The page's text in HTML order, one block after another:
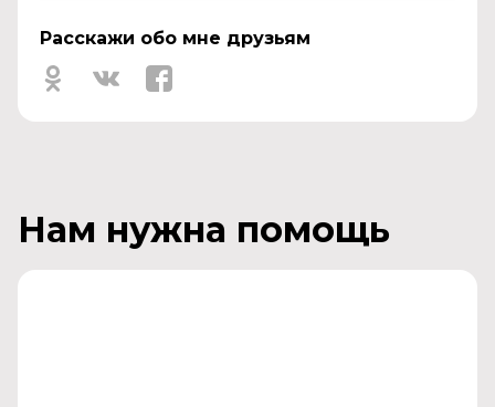
Расскажи обо мне друзьям
Нам нужна помощь